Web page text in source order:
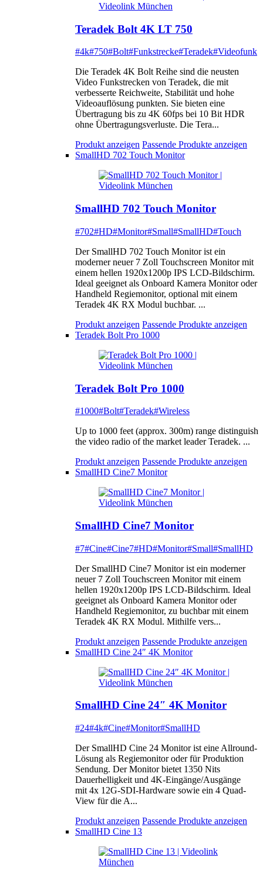
Teradek Bolt 4K LT 750
#4k#750#Bolt#Funkstrecke#Teradek#Videofunk
Die Teradek 4K Bolt Reihe sind die neusten
Video Funkstrecken von Teradek, die mit
verbesserte Reichweite, Stabilität und hohe
Videoauflösung punkten. Sie bieten eine
Übertragung bis zu 4K 60fps bei 10 Bit HDR
ohne Übertragungsverluste. Die Tera...
Produkt anzeigen Passende Produkte anzeigen
SmallHD 702 Touch Monitor
SmallHD 702 Touch Monitor
#702#HD#Monitor#Small#SmallHD#Touch
Der SmallHD 702 Touch Monitor ist ein
moderner neuer 7 Zoll Touchscreen Monitor mit
einem hellen 1920x1200p IPS LCD-Bildschirm.
Ideal geeignet als Onboard Kamera Monitor oder
Handheld Regiemonitor, optional mit einem
Teradek 4K RX Modul buchbar. ...
Produkt anzeigen Passende Produkte anzeigen
Teradek Bolt Pro 1000
Teradek Bolt Pro 1000
#1000#Bolt#Teradek#Wireless
Up to 1000 feet (approx. 300m) range distinguish
the video radio of the market leader Teradek. ...
Produkt anzeigen Passende Produkte anzeigen
SmallHD Cine7 Monitor
SmallHD Cine7 Monitor
#7#Cine#Cine7#HD#Monitor#Small#SmallHD
Der SmallHD Cine7 Monitor ist ein moderner
neuer 7 Zoll Touchscreen Monitor mit einem
hellen 1920x1200p IPS LCD-Bildschirm. Ideal
geeignet als Onboard Kamera Monitor oder
Handheld Regiemonitor, zu buchbar mit einem
Teradek 4K RX Modul. Mithilfe vers...
Produkt anzeigen Passende Produkte anzeigen
SmallHD Cine 24″ 4K Monitor
SmallHD Cine 24″ 4K Monitor
#24#4k#Cine#Monitor#SmallHD
Der SmallHD Cine 24 Monitor ist eine Allround-
Lösung als Regiemonitor oder für Produktion
Sendung. Der Monitor bietet 1350 Nits
Dauerhelligkeit und 4K-Eingänge/Ausgänge
mit 4x 12G-SDI-Hardware sowie ein 4 Quad-
View für die A...
Produkt anzeigen Passende Produkte anzeigen
SmallHD Cine 13